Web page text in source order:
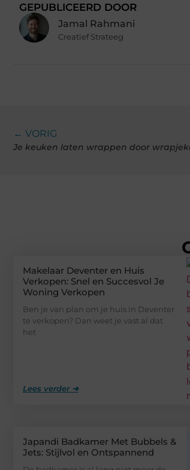
GEPUBLICEERD DOOR
Jamal Rahmani
Creatief Strateeg
← VORIG
Je keuken laten wrappen door
Makelaar Deventer en Huis
Verkopen: Snel en Succesvol Je
Woning Verkopen
Ben je van plan om je huis in Deventer
te verkopen? Dan weet je vast al dat
het
Lees verder ➜
Japandi Badkamer Met Bubbels &
Jets: Stijlvol en Ontspannend